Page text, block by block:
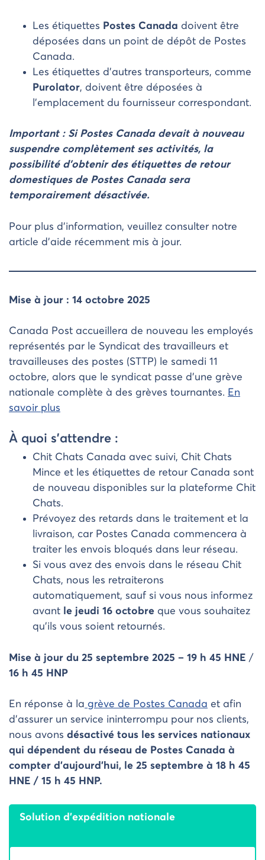
Les étiquettes Postes Canada doivent être
déposées dans un point de dépôt de Postes
Canada.
Les étiquettes d’autres transporteurs, comme
Purolator, doivent être déposées à
l’emplacement du fournisseur correspondant.
Important : Si Postes Canada devait à nouveau
suspendre complètement ses activités, la
possibilité d’obtenir des étiquettes de retour
domestiques de Postes Canada sera
temporairement désactivée.
Pour plus d’information, veuillez consulter notre
article d’aide récemment mis à jour.
Mise à jour : 14 octobre 2025
Canada Post accueillera de nouveau les employés
représentés par le Syndicat des travailleurs et
travailleuses des postes (STTP) le samedi 11
octobre, alors que le syndicat passe d’une grève
nationale complète à des grèves tournantes. En
savoir plus
À quoi s’attendre :
Chit Chats Canada avec suivi, Chit Chats
Mince et les étiquettes de retour Canada sont
de nouveau disponibles sur la plateforme Chit
Chats.
Prévoyez des retards dans le traitement et la
livraison, car Postes Canada commencera à
traiter les envois bloqués dans leur réseau.
Si vous avez des envois dans le réseau Chit
Chats, nous les retraiterons
automatiquement, sauf si vous nous informez
avant le jeudi 16 octobre que vous souhaitez
qu’ils vous soient retournés.
Mise à jour du 25 septembre 2025 – 19 h 45 HNE /
16 h 45 HNP
En réponse à la grève de Postes Canada et afin
d’assurer un service ininterrompu pour nos clients,
nous avons désactivé tous les services nationaux
qui dépendent du réseau de Postes Canada à
compter d’aujourd’hui, le 25 septembre à 18 h 45
HNE / 15 h 45 HNP.
Solution d’expédition nationale